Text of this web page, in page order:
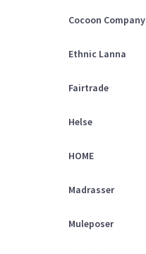
Cocoon Company
Ethnic Lanna
Fairtrade
Helse
HOME
Madrasser
Muleposer